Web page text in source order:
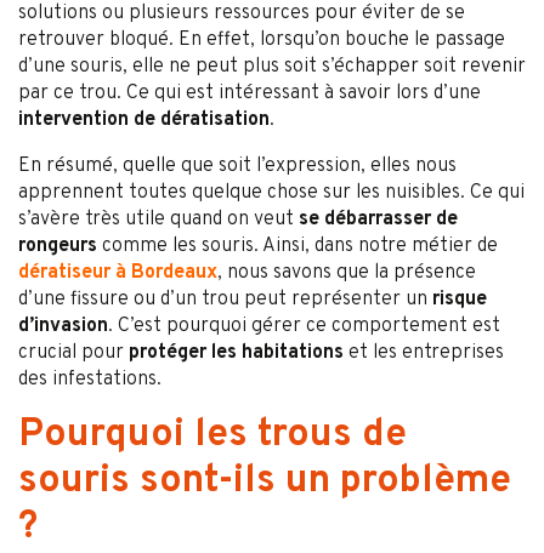
solutions ou plusieurs ressources pour éviter de se
retrouver bloqué. En effet, lorsqu’on bouche le passage
d’une souris, elle ne peut plus soit s’échapper soit revenir
par ce trou. Ce qui est intéressant à savoir lors d’une
intervention de dératisation.
En résumé, quelle que soit l’expression, elles nous
apprennent toutes quelque chose sur les nuisibles. Ce qui
s’avère très utile quand on veut se débarrasser de
rongeurs comme les souris. Ainsi, dans notre métier de
dératiseur à Bordeaux, nous savons que la présence
d’une fissure ou d’un trou peut représenter un risque
d’invasion. C’est pourquoi gérer ce comportement est
crucial pour protéger les habitations et les entreprises
des infestations.
Pourquoi les trous de
souris sont-ils un problème
?